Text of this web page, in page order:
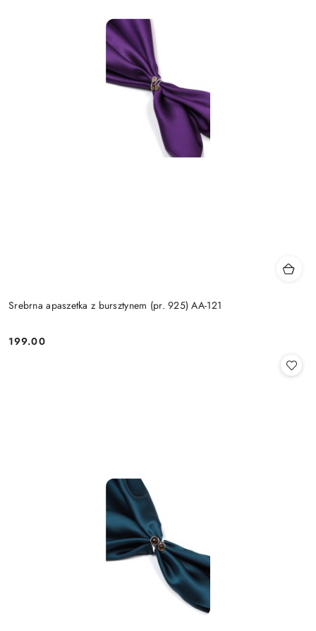
Srebrna apaszetka z bursztynem (pr. 925) AA-121
Cena:
199.00